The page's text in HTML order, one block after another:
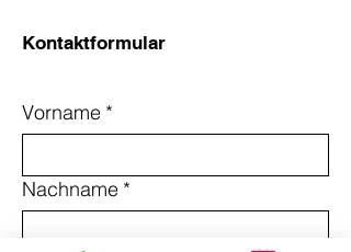
Kontaktformular
Vorname *
Nachname *